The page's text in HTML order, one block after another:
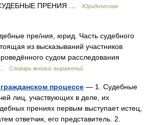
ПРЕНИЯ …
Юридическая
пре/ния, юрид. Часть судебного
из высказываний участников
судом расследования
Словарь многих выражений
процессе — 1. Судебные
лиц, участвующих в деле, их
прениях первым выступает истец,
ответчик, его представитель. 2.